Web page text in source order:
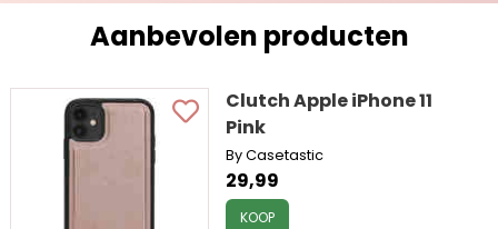
Aanbevolen producten
Clutch Apple iPhone 11
Pink
By Casetastic
29,99
KOOP